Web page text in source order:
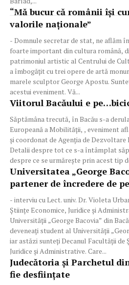
“Mă bucur că românii îşi
valorile naţionale”
- Domnule secretar de stat, ne aflăm
foarte important din cultura română,
patrimoniul artistic al Centrului de
a îmbogăţit cu trei opere de artă
marele sculptor George Apostu.
acestui eveniment. Vă...
Viitorul Bacăului e
Săptămâna trecută, în Bacău s-a
Europeană a Mobilității, , eveniment
și coordonat de Agenția de Dezvoltare
Detalii despre tot ce s-a întâmplat
despre ce se urmărește prin acest tip
Universitatea „George
partener de încredere de
- interviu cu Lect. univ. Dr. Violeta
Științe Economice, Juridice și
Universității „George Bacovia” din
deveneați student al Universității
iar astăzi sunteți Decanul Facultății de
Juridice și Administrative. Care...
Judecătoria şi Parchetul
fie desfiinţate